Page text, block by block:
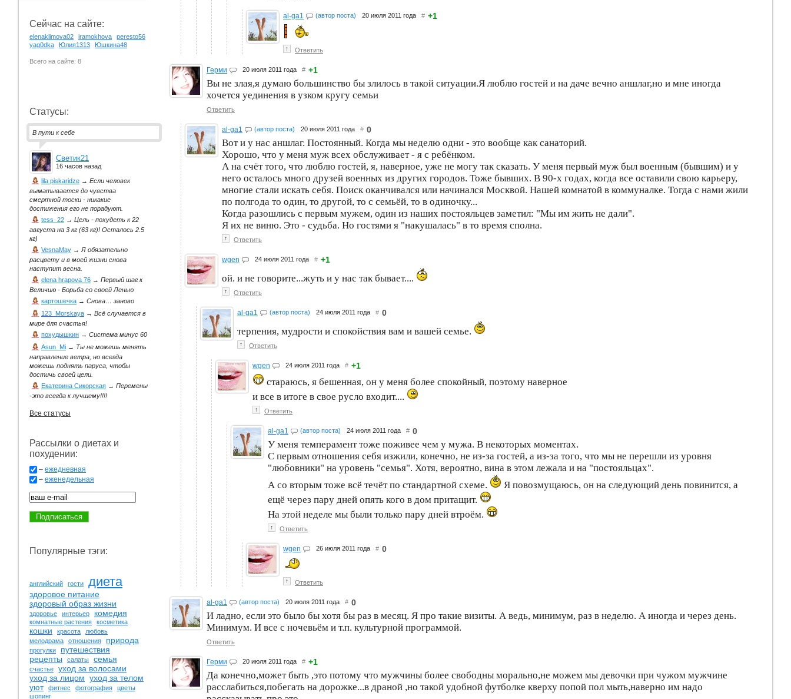
al-ga1 (автор поста) 20 июля 2011 года # +1
↑ Ответить
Герми 20 июля 2011 года # +1
Вы не злая,я думаю большинство бы злилось в такой ситуации.Я люблю гостей и на даче вечно аншлаг,но и мне иногда
хочется уединения в узком кругу семьи
Ответить
al-ga1 (автор поста) 20 июля 2011 года # 0
Вот и у нас аншлаг. Постоянный. Когда мы неделю одни - это вообще как санаторий.
Хорошо, что у меня муж всех обслуживает - я с ребёнком.
А на счёт того, что люблю гостей, я, наверное, уже не могу так сказать. У меня первый муж был военным (бывшим) и у
него осталось много друзей военных из других городов. Тоже бывших. В 90-х годах, когда все оставили свою карьеру,
многие стали искать себя. Поиск оканчивался или начинался Москвой. Нашей комнатой в коммуналке. Тогда с нами жили
по полгода то один, то другой, то с семьёй, то в одиночку...
Когда разошлись с первым мужем, один из наших постояльцев заметил: "Мы им жить не дали".
Я их не виню. Это - судьба. Но гостями я "накушалась" в то время сполна.
↑ Ответить
wgen 24 июля 2011 года # +1
ой. и не говорите...жуть и у нас так бывает....
↑ Ответить
al-ga1 (автор поста) 24 июля 2011 года # 0
терпения, мудрости и спокойствия вам и вашей семье.
↑ Ответить
wgen 24 июля 2011 года # +1
стараюсь, я бешенная, он у меня более спокойный, поэтому наверное
и все в итоге в свое русло входит....
↑ Ответить
al-ga1 (автор поста) 24 июля 2011 года # 0
У меня темперамент тоже поживее чем у мужа. В некоторых моментах.
С первым отношения себя изжили, конечно, не из-за гостей, а из-за того, что мы не перешли из уровня
"любовники" на уровень "семья". Хотя, вероятно, вина в этом лежала и на "постояльцах".
А со вторым тоже всё течёт по стандартной схеме.
Я повозмущаюсь, он на следующий день повинится, а
ещё через пару дней опять кого в дом притащит.
На этой неделе мы были только пару дней втроём.
↑ Ответить
wgen 26 июля 2011 года # 0
↑ Ответить
al-ga1 (автор поста) 20 июля 2011 года # 0
И ладно, если это было бы хотя бы раз в месяц. Я про такие визиты. А ведь, минимум, раз в неделю. А иногда и через день.
Минимум. И все с ночевьём и т.п. культурной программой.
Ответить
Герми 20 июля 2011 года # +1
Да конечно,может быть ,это потому что мужчины более свободны морально,не можем мы девочки при чужом мужчине
расслабиться,побегать на дорожке...в драной ,но такой удобной футболке кверху попой пол мыть,наверно им надо
Сейчас на сайте:
elenaklimova02 iramokhova
peresto56
yag0dka
Юлия1313 Юшкина48
Всего на сайте: 8
Статусы:
В пути к себе
Светик21
16 часов назад
lila piskaridze → Если человек
выматывается до чувства
смертной тоски - никакие
достижения его не порадуют.
tess_22 → Цель - похудеть к 22
августа на 3 кг (63 кг)! Осталось 2.5
кг)
VesnaMay →Я обязательно
расцвету и в моей жизни снова
наступит весна.
elena hrapova 76 → Первый шаг к
Величию - Борьба со своей Ленью
картошечка → Снова… заново
123_Morskaya → Всё случается в
мире для счастья!
похудышкин → Система минус 60
Asun_Mi → Ты не можешь менять
направление ветра, но всегда
можешь поднять паруса, чтобы
достичь своей цели.
Екатерина Сикорская → Перемены
-это всегда к лучшему!!!!
Все статусы
Рассылки о диетах и
похудении:
– ежедневная
– еженедельная
Популярные тэги:
английский гости диета
здоровое питание
здоровый образ жизни
здоровье интерьер комедия
комнатные растения косметика
кошки красота
любовь
мелодрама
отношения природа
прогулки
путешествия
рецепты
салаты семья
счастье
уход за волосами
уход за лицом уход за телом
уют
фитнес фотография
цветы
шопинг